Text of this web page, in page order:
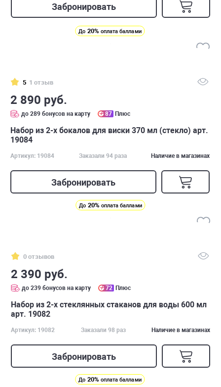
Забронировать
До 20% оплата баллами
5 1 отзыв
2 890 руб.
до 289 бонусов на карту 87 Плюс
Набор из 2-х бокалов для виски 370 мл (стекло) арт.
19084
Артикул: 19084 Заказали 94 раза Наличие в магазинах
Забронировать
До 20% оплата баллами
0 отзывов
2 390 руб.
до 239 бонусов на карту 72 Плюс
Набор из 2-х стеклянных стаканов для воды 600 мл
арт. 19082
Артикул: 19082 Заказали 98 раз Наличие в магазинах
Забронировать
До 20% оплата баллами